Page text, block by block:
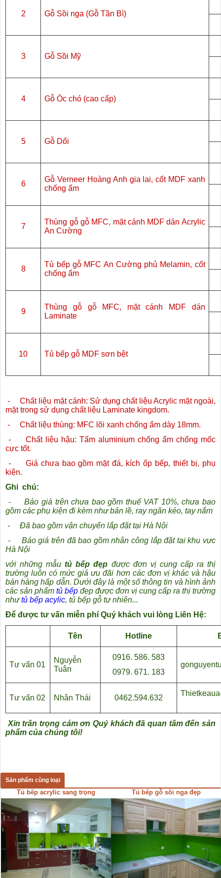
2 Gỗ Sồi nga (Gỗ Tần Bì)
3 Gỗ Sồi Mỹ
4 Gỗ Óc chó (cao cấp)
5 Gỗ Dổi
6
Gỗ Verneer Hoàng Anh gia lai, cốt MDF xanh
chống ẩm
7
Thùng gỗ gỗ MFC, mặt cánh MDF dán Acrylic
An Cường
8
Tủ bếp gỗ MFC An Cường phủ Melamin, cốt
chống ẩm
9
Thùng gỗ gỗ MFC, mặt cánh MDF dán
Laminate
10 Tủ bếp gỗ MDF sơn bệt
-
Chất liệu mặt cánh: Sử dụng chất liệu Acrylic mặt ngoài,
mặt trong sử dụng chất liệu Laminate kingdom.
-
Chất liệu thùng: MFC lõi xanh chống ẩm dày 18mm.
-
Chất liệu hậu: Tấm aluminium chống ẩm chống mốc
cực tốt.
-
Giá chưa bao gồm mặt đá, kích ốp bếp, thiết bị, phụ
kiện.
Ghi chú:
-
Báo giá trên chưa bao gồm thuế VAT 10%, chưa bao
gồm các phụ kiện đi kèm như bản lề, ray ngăn kéo, tay nắm
-
Đã bao gồm vận chuyển lắp đặt tại Hà Nội
-
Báo giá trên đã bao gồm nhân công lắp đặt tại khu vực
Hà Nội
với những mẫutủ bếp đẹp được đơn vị cung cấp ra thị
trường luôn có mức giá ưu đãi hơn các đơn vị khác và hậu
bán hàng hấp dẫn. Dưới đây là một số thông tin và hình ảnh
các sản phẩm tủ bếp đẹp được đơn vị cung cấp ra thị trường
nhưtủ bếp acylic, tủ bếp gỗ tự nhiên...
Để được tư vấn miễn phí Quý khách vui lòng Liên Hệ:
Tên Hotline
Tư vấn 01
Nguyễn
Tuân
0916. 586. 583
0979. 671. 183
Tư vấn 02 Nhân Thái 0462.594.632
Xin trân trọng cám ơn Quý khách đã quan tâm đến sản
phẩm của chúng tôi!
Sản phẩm cùng loại
Tủ bếp acrylic sang trọng Tủ bếp gỗ sồi nga đẹp